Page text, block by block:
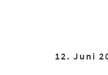
12. Juni